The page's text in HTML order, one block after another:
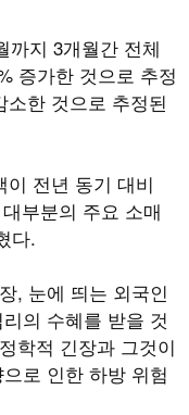
까지 3개월간 전체
증가한 것으로 추정
소한 것으로 추정된
이 전년 동기 대비
대부분의 주요 소매
다.
, 눈에 띄는 외국인
의 수혜를 받을 것
학적 긴장과 그것이
로 인한 하방 위험